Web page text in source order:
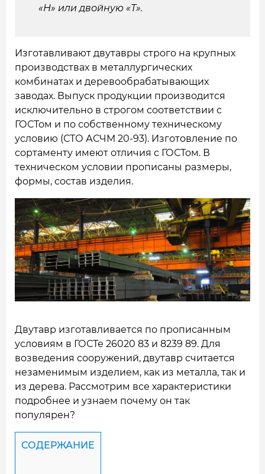
«Н» или двойную «Т».
Изготавливают двутавры строго на крупных
производствах в металлургических
комбинатах и деревообрабатывающих
заводах. Выпуск продукции производится
исключительно в строгом соответствии с
ГОСТом и по собственному техническому
условию (СТО АСЧМ 20-93). Изготовление по
сортаменту имеют отличия с ГОСТом. В
техническом условии прописаны размеры,
формы, состав изделия.
Двутавр изготавливается по прописанным
условиям в ГОСТе 26020 83 и 8239 89. Для
возведения сооружений, двутавр считается
незаменимым изделием, как из металла, так и
из дерева. Рассмотрим все характеристики
подробнее и узнаем почему он так
популярен?
СОДЕРЖАНИЕ